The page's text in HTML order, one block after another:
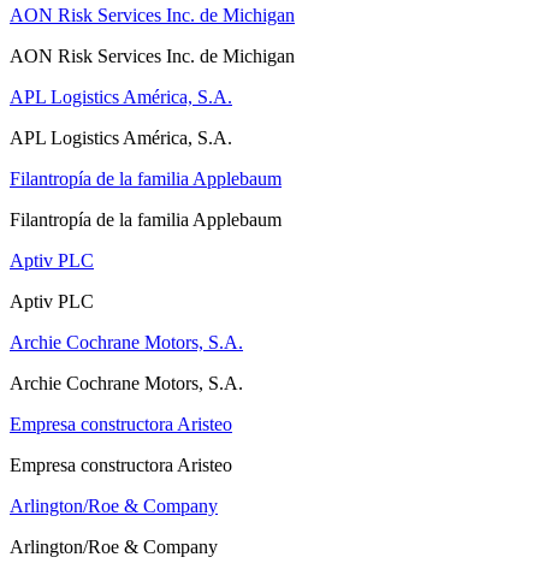
AON Risk Services Inc. de Michigan
AON Risk Services Inc. de Michigan
APL Logistics América, S.A.
APL Logistics América, S.A.
Filantropía de la familia Applebaum
Filantropía de la familia Applebaum
Aptiv PLC
Aptiv PLC
Archie Cochrane Motors, S.A.
Archie Cochrane Motors, S.A.
Empresa constructora Aristeo
Empresa constructora Aristeo
Arlington/Roe & Company
Arlington/Roe & Company